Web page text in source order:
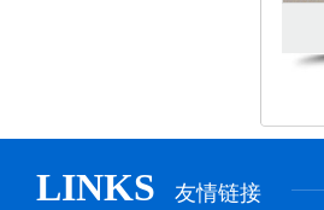
LINKS 友情链接